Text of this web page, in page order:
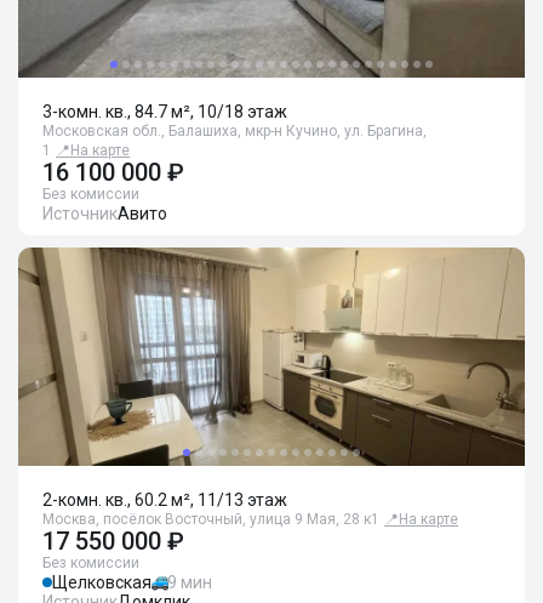
3-комн. кв., 84.7 м², 10/18 этаж
Московская обл., Балашиха, мкр-н Кучино, ул. Брагина,
1
📍 На карте
16 100 000 ₽
Без комиссии
ИсточникАвито
2-комн. кв., 60.2 м², 11/13 этаж
Москва, посёлок Восточный, улица 9 Мая, 28 к1 📍 На карте
17 550 000 ₽
Без комиссии
Щелковская
9 мин